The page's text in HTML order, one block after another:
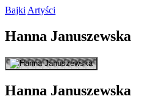
Bajki Artyści
Hanna Januszewska
Hanna Januszewska